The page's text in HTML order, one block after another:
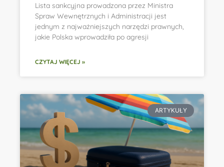
Lista sankcyjna prowadzona przez Ministra
Spraw Wewnętrznych i Administracji jest
jednym z najważniejszych narzędzi prawnych,
jakie Polska wprowadziła po agresji
CZYTAJ WIĘCEJ »
ARTYKUŁY